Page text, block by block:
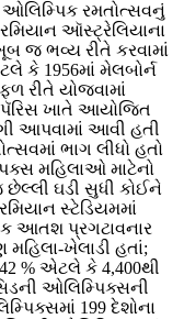
રમતોત્સવનું
ઑસ્ટ્રેલિયાના
જ ભવ્ય રીતે કરવામાં
કે 1956માં મેલબોર્ન
રીતે યોજવામાં
ખાતે આયોજિત
આપવામાં આવી હતી
ભાગ લીધો હતો
મહિલાઓ માટેનો
ઘડી સુધી કોઈને
સ્ટેડિયમમાં
આતશ પ્રગટાવનાર
ખેલાડી હતાં;
% એટલે કે 4,400થી
ઓલિમ્પિક્સની
199 દેશોના